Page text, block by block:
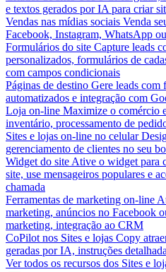
e textos gerados por IA para criar
Vendas nas mídias sociais Venda
Facebook, Instagram, WhatsApp
Formulários do site Capture leads
personalizados, formulários de
com campos condicionais
Páginas de destino Gere leads com
automatizados e integração com
Loja on-line Maximize o comércio
inventário, processamento de
Sites e lojas on-line no celular
gerenciamento de clientes no seu
Widget do site Ative o widget para
site, use mensageiros populares e
chamada
Ferramentas de marketing on-line
marketing, anúncios no Facebook
marketing, integração ao CRM
CoPilot nos Sites e lojas Copy
geradas por IA, instruções
Ver todos os recursos dos Sites e